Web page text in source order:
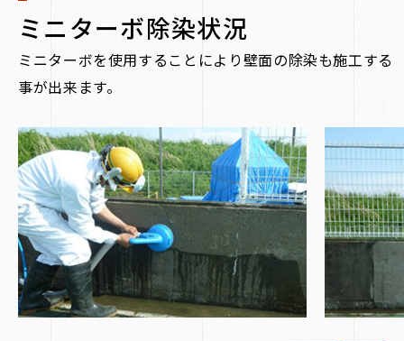
ミニターボ除染状況
ミニターボを使用することにより壁面の除染も施工する
事が出来ます。